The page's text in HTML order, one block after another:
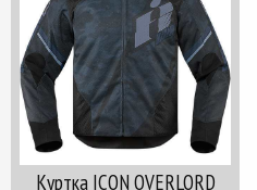
Куртка ICON OVERLORD